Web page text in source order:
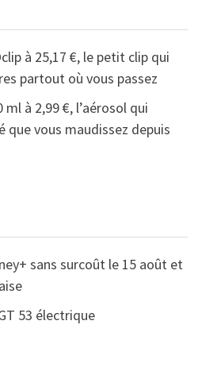
à 25,17 €, le petit clip qui
partout où vous passez
à 2,99 €, l’aérosol qui
que vous maudissez depuis
sans surcoût le 15 août et
53 électrique